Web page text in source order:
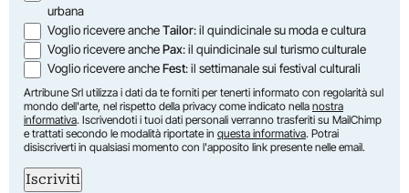
urbana
Voglio ricevere ancheTailor: il quindicinale su moda e cultura
Voglio ricevere anchePax: il quindicinale sul turismo culturale
Voglio ricevere ancheFest: il settimanale sui festival culturali
Artribune Srl utilizza i dati da te forniti per tenerti informato con regolarità sul
mondo dell'arte, nel rispetto della privacy come indicato nella nostra
informativa. Iscrivendoti i tuoi dati personali verranno trasferiti su MailChimp
e trattati secondo le modalità riportate in questa informativa. Potrai
disiscriverti in qualsiasi momento con l'apposito link presente nelle email.
Iscriviti